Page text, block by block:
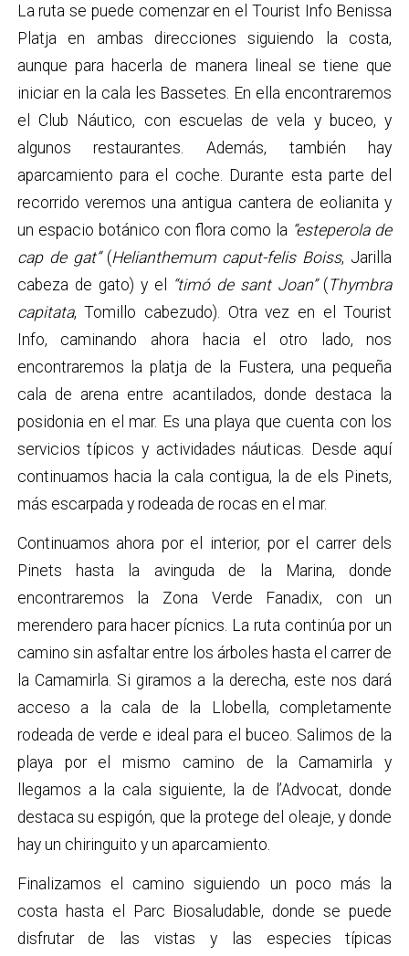
La ruta se puede comenzar en el Tourist Info Benissa
Platja en ambas direcciones siguiendo la costa,
aunque para hacerla de manera lineal se tiene que
iniciar en la cala les Bassetes. En ella encontraremos
el Club Náutico, con escuelas de vela y buceo, y
algunos restaurantes. Además, también hay
aparcamiento para el coche. Durante esta parte del
recorrido veremos una antigua cantera de eolianita y
un espacio botánico con flora como la “esteperola de
cap de gat”(Helianthemum caput-felis Boiss, Jarilla
cabeza de gato) y el
“timó de sant Joan” ( Thymbra
capitata, Tomillo cabezudo). Otra vez en el Tourist
Info, caminando ahora hacia el otro lado, nos
encontraremos la platja de la Fustera, una pequeña
cala de arena entre acantilados, donde destaca la
posidonia en el mar. Es una playa que cuenta con los
servicios típicos y actividades náuticas. Desde aquí
continuamos hacia la cala contigua, la de els Pinets,
más escarpada y rodeada de rocas en el mar.
Continuamos ahora por el interior, por el carrer dels
Pinets hasta la avinguda de la Marina, donde
encontraremos la Zona Verde Fanadix, con un
merendero para hacer pícnics. La ruta continúa por un
camino sin asfaltar entre los árboles hasta el carrer de
la Camamirla. Si giramos a la derecha, este nos dará
acceso a la cala de la Llobella, completamente
rodeada de verde e ideal para el buceo. Salimos de la
playa por el mismo camino de la Camamirla y
llegamos a la cala siguiente, la de l’Advocat, donde
destaca su espigón, que la protege del oleaje, y donde
hay un chiringuito y un aparcamiento.
Finalizamos el camino siguiendo un poco más la
costa hasta el Parc Biosaludable, donde se puede
disfrutar de las vistas y las especies típicas